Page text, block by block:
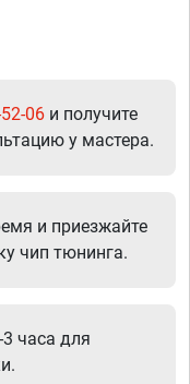
06 и получите
у мастера.
и приезжайте
чип тюнинга.
часа для